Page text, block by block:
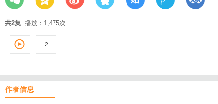
共2集 播放：1,475次
2
作者信息